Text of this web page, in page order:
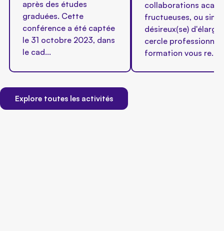
après des études
graduées. Cette
conférence a été captée
le 31 octobre 2023, dans
le cad...
collaborations
fructueuses, ou
désireux(se)
cercle
formation vous re...
Explore toutes les activités